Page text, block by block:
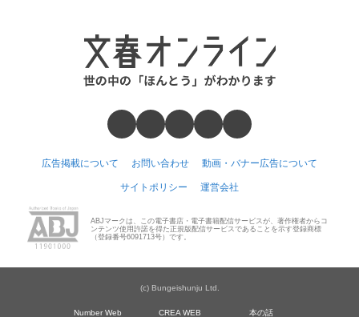
広告掲載について お問い合わせ 動画・バナー広告について
サイトポリシー 運営会社
ABJマークは、この電子書店・電子書籍配信サービスが、著作権者からコ
ンテンツ使用許諾を得た正規版配信サービスであることを示す登録商標
（登録番号6091713号）です。
(c) Bungeishunju Ltd.
Number Web CREA WEB 本の話